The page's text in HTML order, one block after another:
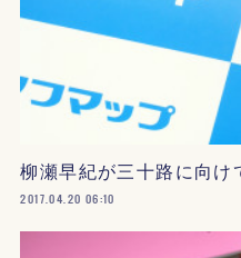
柳瀬早紀が三十路に向け
2017.04.20 06:10